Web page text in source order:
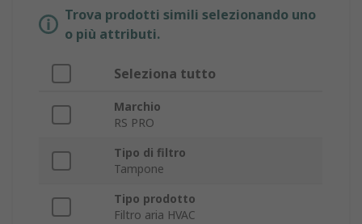
Trova prodotti simili selezionando uno
o più attributi.
Seleziona tutto
Marchio
RS PRO
Tipo di filtro
Tampone
Tipo prodotto
Filtro aria HVAC